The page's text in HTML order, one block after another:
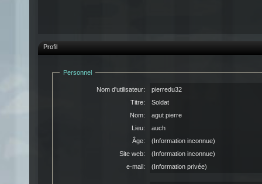
Profil
Personnel
Nom d'utilisateur:
pierredu32
Titre:
Soldat
Nom:
agut pierre
Lieu:
auch
Âge:
(Information inconnue)
Site web:
(Information inconnue)
e-mail:
(Information privée)